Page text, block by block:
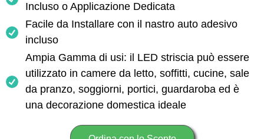
Incluso o Applicazione Dedicata
Facile da Installare con il nastro auto adesivo
incluso
Ampia Gamma di usi: il LED striscia può essere
utilizzato in camere da letto, soffitti, cucine, sale
da pranzo, soggiorni, portici, guardaroba ed è
una decorazione domestica ideale